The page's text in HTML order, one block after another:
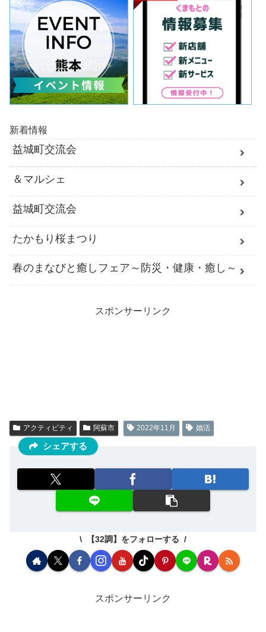
新着情報
益城町交流会
＆マルシェ
益城町交流会
たかもり桜まつり
春のまなびと癒しフェア～防災・健康・癒し～
スポンサーリンク
アクティビティ 阿蘇市 2022年11月 婚活
シェアする
【32調】をフォローする
スポンサーリンク